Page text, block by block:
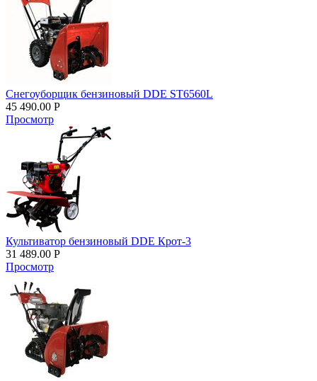
Снегоуборщик бензиновый DDE ST6560L
45 490.00 Р
Просмотр
Культиватор бензиновый DDE Крот-3
31 489.00 Р
Просмотр